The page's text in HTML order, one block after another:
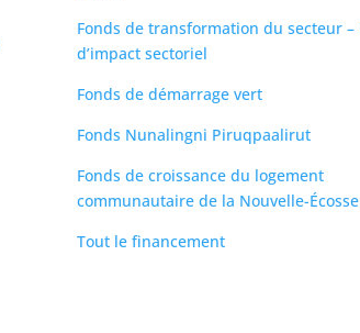
Fonds de transformation du secteur –
d’impact sectoriel
Fonds de démarrage vert
Fonds Nunalingni Piruqpaalirut
Fonds de croissance du logement
communautaire de la Nouvelle-Écosse
Tout le financement